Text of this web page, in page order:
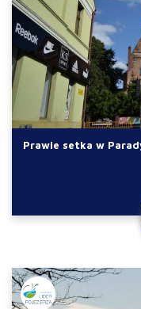
Prawie setka w